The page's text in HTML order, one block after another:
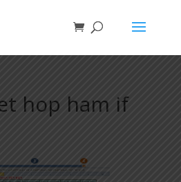
hop ham if